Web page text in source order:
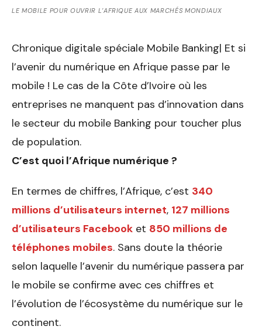
LE MOBILE POUR OUVRIR L’AFRIQUE AUX MARCHÉS MONDIAUX
Chronique digitale spéciale Mobile Banking| Et si
l’avenir du numérique en Afrique passe par le
mobile ! Le cas de la Côte d’Ivoire où les
entreprises ne manquent pas d’innovation dans
le secteur du mobile Banking pour toucher plus
de population.
C’est quoi l’Afrique numérique ?
En termes de chiffres, l’Afrique, c’est 340
millions d’utilisateurs internet, 127 millions
d’utilisateurs Facebook et 850 millions de
téléphones mobiles. Sans doute la théorie
selon laquelle l’avenir du numérique passera par
le mobile se confirme avec ces chiffres et
l’évolution de l’écosystème du numérique sur le
continent.